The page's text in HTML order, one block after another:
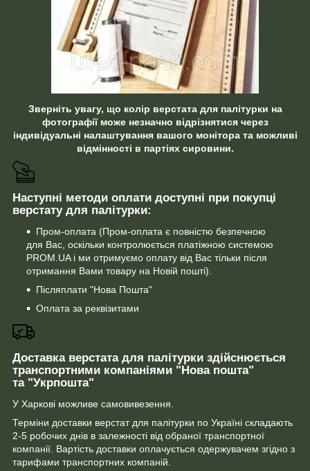
Зверніть увагу, що колір верстата для палітурки на
фотографії може незначно відрізнятися через
індивідуальні налаштування вашого монітора та можливі
відмінності в партіях сировини.
Наступні методи оплати доступні при покупці
верстату для палітурки:
Пром-оплата (Пром-оплата є повністю безпечною
для Вас, оскільки контролюється платіжною системою
PROM.UA і ми отримуємо оплату від Вас тільки після
отримання Вами товару на Новій пошті).
Післяплати "Нова Пошта"
Оплата за реквізитами
Доставка верстата для палітурки здійснюється
транспортними компаніями "Нова пошта"
та "Укрпошта"
У Харкові можливе самовивезення.
Терміни доставки верстат для палітурки по Україні складають
2-5 робочих днів в залежності від обраної транспортної
компанії. Вартість доставки оплачується одержувачем згідно з
тарифами транспортних компаній.